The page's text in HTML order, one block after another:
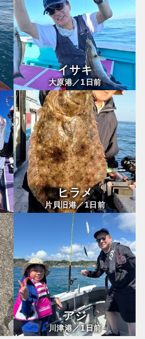
イサキ
大原港／ 1日前
ヒラメ
片貝旧港／1日前
アジ
川津港／1日前